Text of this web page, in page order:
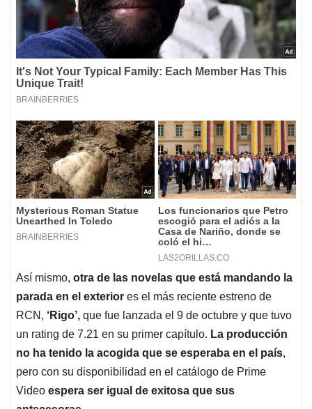
Así mismo, otra de las novelas que está mandando la
parada en el exterior es el más reciente estreno de
RCN, ‘Rigo’, que fue lanzada el 9 de octubre y que tuvo
un rating de 7.21 en su primer capítulo. La producción
no ha tenido la acogida que se esperaba en el país,
pero con su disponibilidad en el catálogo de Prime
Video espera ser igual de exitosa que sus